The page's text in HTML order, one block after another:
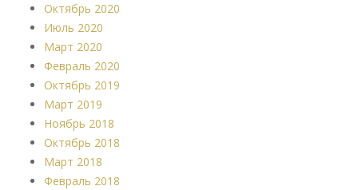
Октябрь 2020
Июль 2020
Март 2020
Февраль 2020
Октябрь 2019
Март 2019
Ноябрь 2018
Октябрь 2018
Март 2018
Февраль 2018